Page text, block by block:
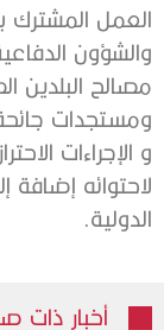
العمل المشترك
والشؤون
مصالح البلدين
و الإجراءات
لاحتوائه إضافة
الدولية.
أخبار ذات